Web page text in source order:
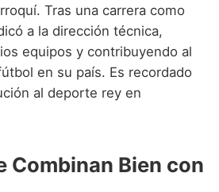
Tras una carrera como
a la dirección técnica,
equipos y contribuyendo al
en su país. Es recordado
al deporte rey en
Combinan Bien con